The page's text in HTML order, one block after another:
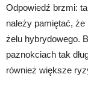
Odpowiedź brzmi:
należy pamiętać, że
żelu hybrydowego.
paznokciach tak
również większe